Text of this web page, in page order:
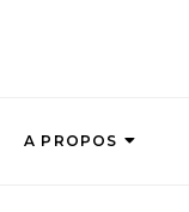
A PROPOS